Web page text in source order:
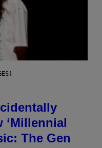
‘Millennial
The Gen